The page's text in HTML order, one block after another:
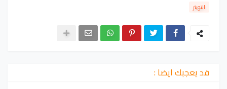
التويتر
قد يعجبك ايضا :